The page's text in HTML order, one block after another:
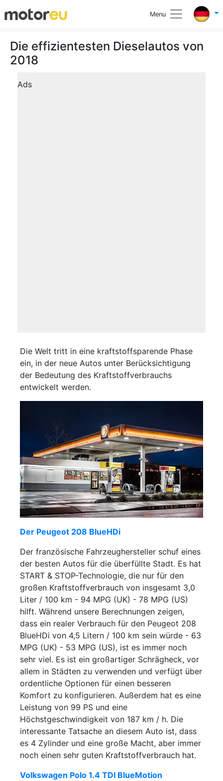
Menu
Die effizientesten Dieselautos von
2018
Ads
Die Welt tritt in eine kraftstoffsparende Phase
ein, in der neue Autos unter Berücksichtigung
der Bedeutung des Kraftstoffverbrauchs
entwickelt werden.
Der Peugeot 208 BlueHDi
Der französische Fahrzeughersteller schuf eines
der besten Autos für die überfüllte Stadt. Es hat
START & STOP-Technologie, die nur für den
großen Kraftstoffverbrauch von insgesamt 3,0
Liter / 100 km - 94 MPG (UK) - 78 MPG (US)
hilft. Während unsere Berechnungen zeigen,
dass ein realer Verbrauch für den Peugeot 208
BlueHDi von 4,5 Litern / 100 km sein würde - 63
MPG (UK) - 53 MPG (US), ist es immer noch
sehr viel. Es ist ein großartiger Schrägheck, vor
allem in Städten zu verwenden und verfügt über
ordentliche Optionen für einen besseren
Komfort zu konfigurieren. Außerdem hat es eine
Leistung von 99 PS und eine
Höchstgeschwindigkeit von 187 km / h. Die
interessante Tatsache an diesem Auto ist, dass
es 4 Zylinder und eine große Macht, aber immer
noch einen sehr guten Kraftstoffverbrauch hat.
Volkswagen Polo 1.4 TDI BlueMotion